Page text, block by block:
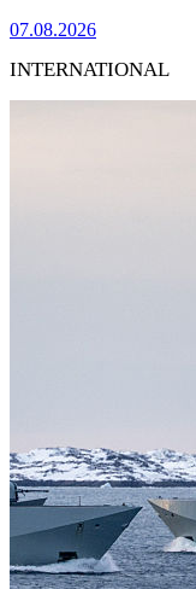
07.08.2026
INTERNATIONAL